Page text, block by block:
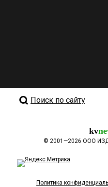
Поиск по сайту
kv
© 2001—2026 ООО
Политика